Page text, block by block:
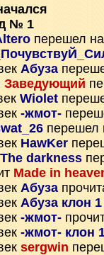
№ 1
перешел
Абуза
Заведующий
Wiolet
-жмот-
перешел
HawKer
The darkness
Made in
Абуза
Абуза клон 1
-жмот-
-жмот- клон
sergwin